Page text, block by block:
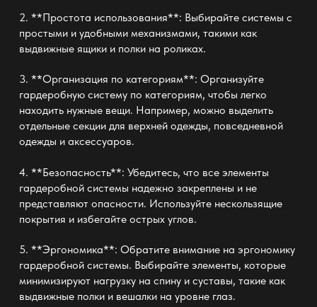
2. **Простота использования**: Выбирайте системы с
простыми и удобными механизмами, такими как
выдвижные ящики и полки на роликах.
3. **Организация по категориям**: Организуйте
гардеробную систему по категориям, чтобы легко
находить нужные вещи. Например, можно выделить
отдельные секции для верхней одежды, повседневной
одежды и аксессуаров.
4. **Безопасность**: Убедитесь, что все элементы
гардеробной системы надежно закреплены и не
представляют опасности. Используйте нескользящие
покрытия и избегайте острых углов.
5. **Эргономика**: Обратите внимание на эргономику
гардеробной системы. Выбирайте элементы, которые
минимизируют нагрузку на спину и суставы, такие как
выдвижные полки и вешалки на уровне глаз.